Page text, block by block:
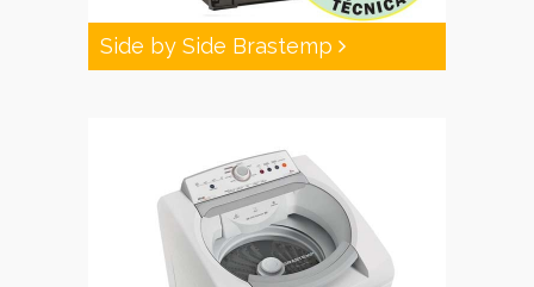
Side by Side Brastemp